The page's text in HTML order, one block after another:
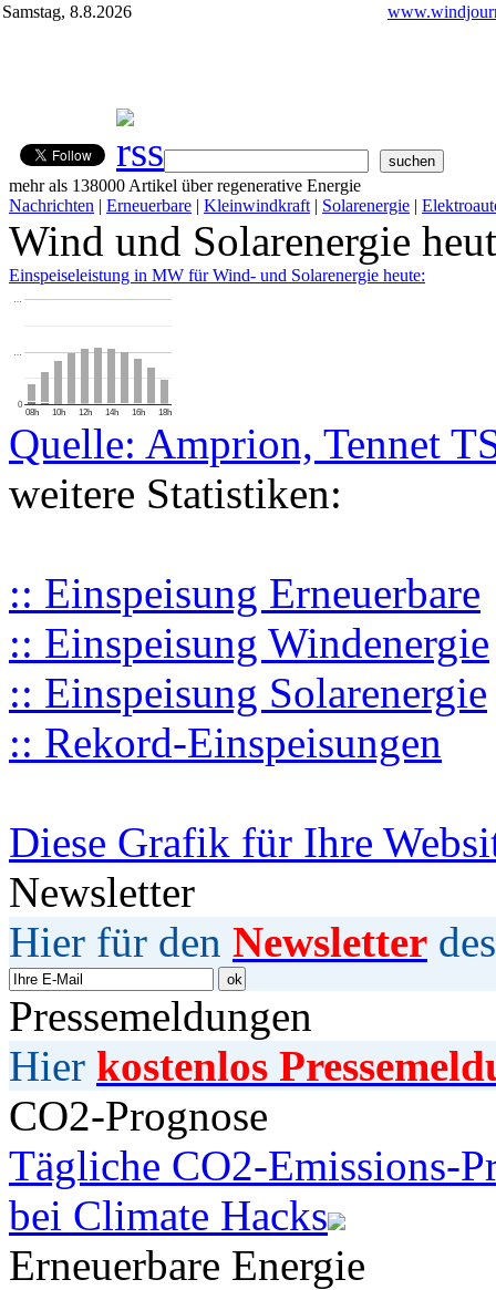
Samstag, 8.8.2026
mehr als 138000 Artikel über regenerative Energie
Nachrichten | Erneuerbare | Kleinwindkraft | Solarenergie |
Wind und Solarenergie
Einspeiseleistung in MW für Wind- und Solarenergie heute:
08h 10h 12h 14h 16h 18h
0
…
…
Quelle: Amprion, Tennet
weitere Statistiken:
:: Einspeisung Erneuerbare
:: Einspeisung Windenergie
:: Einspeisung Solarenergie
:: Rekord-Einspeisungen
Diese Grafik für Ihre
Newsletter
Hier für den Newsletter
Pressemeldungen
Hier kostenlos
CO2-Prognose
Tägliche CO2-Emissions-
bei Climate Hacks
Erneuerbare Energie